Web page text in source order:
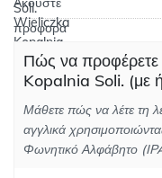
Πώς να
Kopalnia Soli. (με
Μάθετε πώς να λέτε τη
αγγλικά
Φωνητικό Αλφάβητο